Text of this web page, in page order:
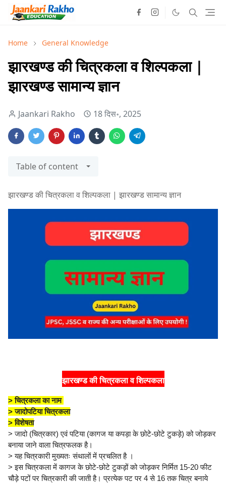
Home General Knowledge
झारखण्ड की चित्रकला व शिल्पकला |
झारखण्ड सामान्य ज्ञान
Jaankari Rakho 18 दिस॰, 2025
Table of content
झारखण्ड की चित्रकला व शिल्पकला | झारखण्ड सामान्य ज्ञान
झारखण्ड की चित्रकला व शिल्पकला
> चित्रकला का नाम
> जादोपटिया चित्रकला
> विशेषता
> जादो (चित्रकार) एवं पटिया (कागज या कपड़ा के छोटे-छोटे टुकड़े) को जोड़कर
बनाया जाने वाला चित्रफलक है।
> यह चित्रकारी मुख्यतः संथालों में प्रचलित है ।
> इस चित्रकला में कागज के छोटे-छोटे टुकड़ों को जोड़कर निर्मित 15-20 फीट
चौड़े पटों पर चित्रकारी की जाती है। प्रत्येक पट पर 4 से 16 तक चित्र बनाये